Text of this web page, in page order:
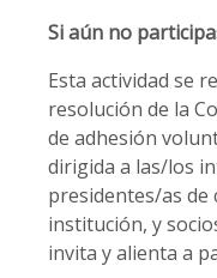
Si aún no
Esta actividad se
resolución de la
de adhesión
dirigida a las/los
presidentes/as de
institución, y
invita y alienta a